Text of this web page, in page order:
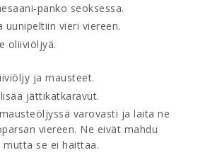
panko seoksessa.
uunipeltiin vieri viereen.
oliiviöljyä.
ja mausteet.
jättikatkaravut.
varovasti ja laita ne
viereen. Ne eivät mahdu
mutta se ei haittaa.